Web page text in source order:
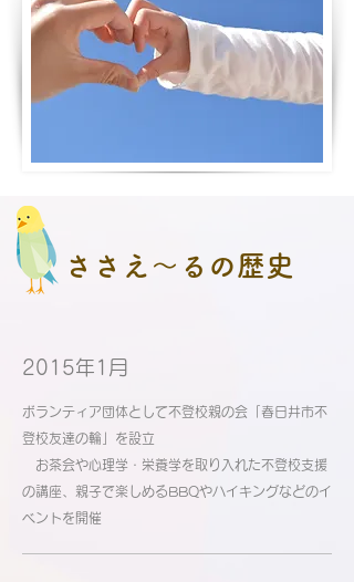
ささえ～るの歴史
2015年1月
ボランティア団体として不登校親の会「春日井市不
登校友達の輪」を設立
お茶会や心理学・栄養学を取り入れた不登校支援
の講座、親子で楽しめるBBQやハイキングなどのイ
ベントを開催